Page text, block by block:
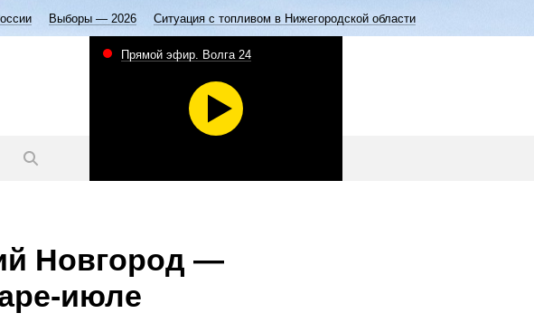
Выборы — 2026 Ситуация с топливом в Нижегородской области
Прямой эфир. Волга 24
Новгород —
июле